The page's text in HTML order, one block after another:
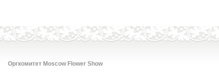
Оргкомитет Moscow Flower Show